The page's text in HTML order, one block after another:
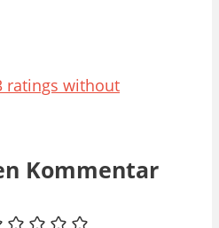
ratings without
Kommentar